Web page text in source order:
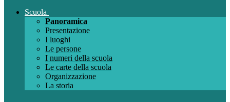
Scuola
Panoramica
Presentazione
I luoghi
Le persone
I numeri della scuola
Le carte della scuola
Organizzazione
La storia